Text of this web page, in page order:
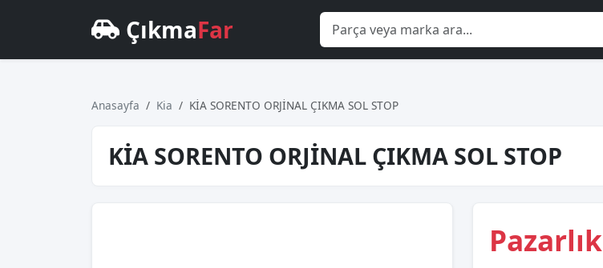
ÇıkmaFar
Anasayfa Kia KİA SORENTO ORJİNAL ÇIKMA SOL STOP
KİA SORENTO ORJİNAL ÇIKMA SOL STOP
Pazarlık